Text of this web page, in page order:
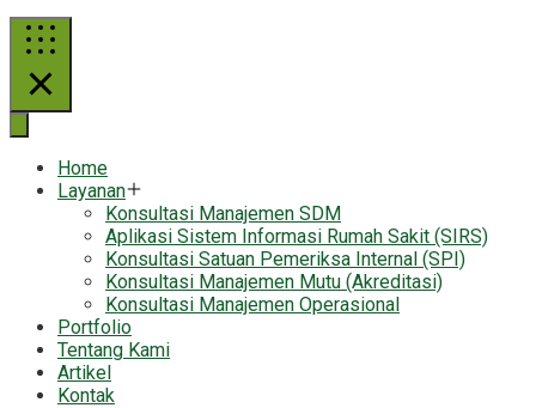
Home
Layanan
Konsultasi Manajemen SDM
Aplikasi Sistem Informasi Rumah Sakit (SIRS)
Konsultasi Satuan Pemeriksa Internal (SPI)
Konsultasi Manajemen Mutu (Akreditasi)
Konsultasi Manajemen Operasional
Portfolio
Tentang Kami
Artikel
Kontak